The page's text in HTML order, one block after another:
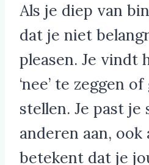
Als je diep van
dat je niet
pleasen. Je vindt
‘nee’ te zeggen
stellen. Je past je
anderen aan, ook
betekent dat je